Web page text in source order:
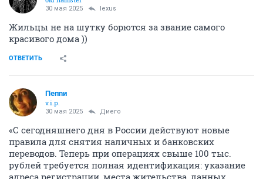
30 мая 2025 lexus
Жильцы не на шутку борются за звание самого
красивого дома ))
ОТВЕТИТЬ
Пепnи
v.i.p.
30 мая 2025 Диего
«С сегодняшнего дня в России действуют новые
правила для снятия наличных и банковских
переводов. Теперь при операциях свыше 100 тыс.
рублей требуется полная идентификация: указание
адреса регистрации, места жительства, данных